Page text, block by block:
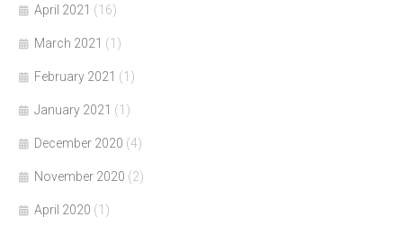
April 2021 (16)
March 2021 (1)
February 2021 (1)
January 2021 (1)
December 2020 (4)
November 2020 (2)
April 2020 (1)